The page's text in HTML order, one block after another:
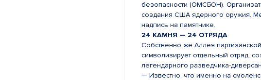
безопасности (ОМСБОН).
создания США ядерного оружия.
надпись на памятнике.
24 КАМНЯ — 24 ОТРЯДА
Собственно же Аллея
символизирует отдельный отряд,
легендарного разведчика-
— Известно, что именно на